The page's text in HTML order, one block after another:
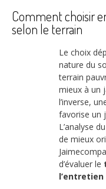
Comment choisir
selon le terrain
Le choix
nature du
terrain
mieux à un
l’inverse,
favorise un
L’analyse
de mieux
d’évaluer le
l’entretien